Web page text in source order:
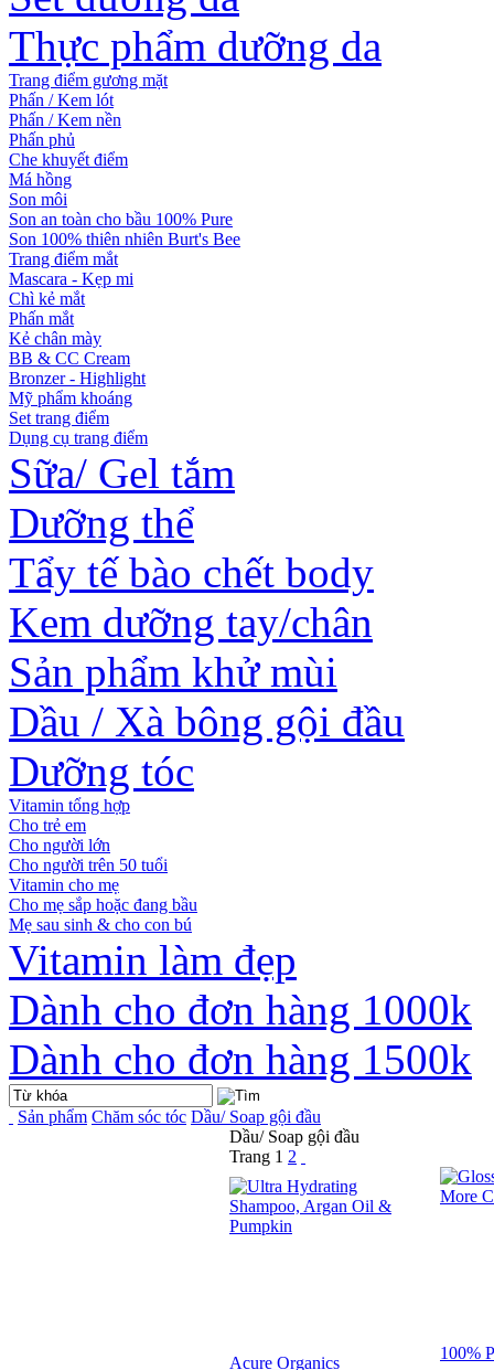
Thực phẩm dưỡng da
Trang điểm gương mặt
Phấn / Kem lót
Phấn / Kem nền
Phấn phủ
Che khuyết điểm
Má hồng
Son môi
Son an toàn cho bầu 100% Pure
Son 100% thiên nhiên Burt's Bee
Trang điểm mắt
Mascara - Kẹp mi
Chì kẻ mắt
Phấn mắt
Kẻ chân mày
BB & CC Cream
Bronzer - Highlight
Mỹ phẩm khoáng
Set trang điểm
Dụng cụ trang điểm
Sữa/ Gel tắm
Dưỡng thể
Tẩy tế bào chết body
Kem dưỡng tay/chân
Sản phẩm khử mùi
Dầu / Xà bông gội đầu
Dưỡng tóc
Vitamin tổng hợp
Cho trẻ em
Cho người lớn
Cho người trên 50 tuổi
Vitamin cho mẹ
Cho mẹ sắp hoặc đang bầu
Mẹ sau sinh & cho con bú
Vitamin làm đẹp
Dành cho đơn hàng 1000k
Dành cho đơn hàng 1500k
Sản phẩm Chăm sóc tóc Dầu/ Soap gội đầu
Dầu/ Soap gội đầu
Trang 1 2
Acure Organics
100%